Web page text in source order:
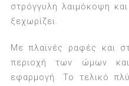
στρόγγυλη λαιμόκοψη
ξεχωρίζει.
Με πλαϊνές ραφές και
περιοχή των ώμων
εφαρμογή. Το τελικό